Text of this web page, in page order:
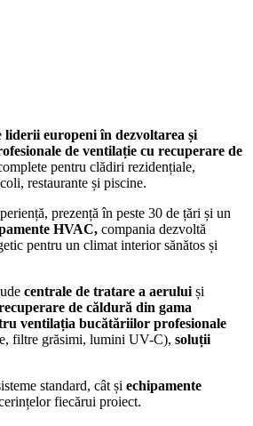
liderii europeni în dezvoltarea și
de ventilație cu recuperare de
pentru clădiri rezidențiale,
restaurante și piscine.
prezență în peste 30 de țări și un
HVAC, compania dezvoltă
pentru un climat interior sănătos și
centrale de tratare a aerului și
de căldură din gama
ventilația bucătăriilor profesionale
filtre grăsimi, lumini UV-C), soluții
standard, cât și echipamente
fiecărui proiect.